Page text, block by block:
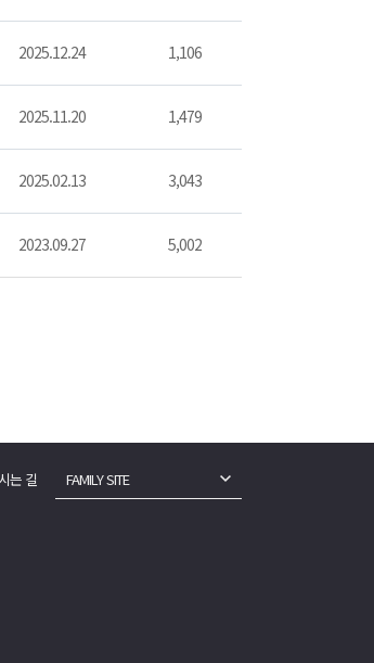
2025.12.24 1,106
2025.11.20 1,479
2025.02.13 3,043
2023.09.27 5,002
는 길 FAMILY SITE